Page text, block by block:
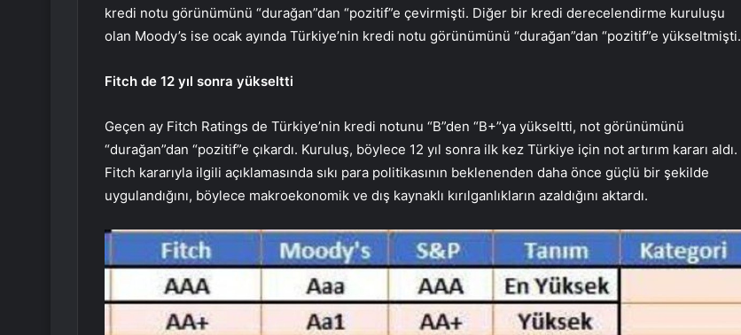
kredi notu görünümünü “durağan”dan “pozitif”e çevirmişti. Diğer bir kredi derecelendirme kuruluşu
olan Moody’s ise ocak ayında Türkiye’nin kredi notu görünümünü “durağan”dan “pozitif”e yükseltmişti.
Fitch de 12 yıl sonra yükseltti
Geçen ay Fitch Ratings de Türkiye’nin kredi notunu “B”den “B+”ya yükseltti, not görünümünü
“durağan”dan “pozitif”e çıkardı. Kuruluş, böylece 12 yıl sonra ilk kez Türkiye için not artırım kararı aldı.
Fitch kararıyla ilgili açıklamasında sıkı para politikasının beklenenden daha önce güçlü bir şekilde
uygulandığını, böylece makroekonomik ve dış kaynaklı kırılganlıkların azaldığını aktardı.